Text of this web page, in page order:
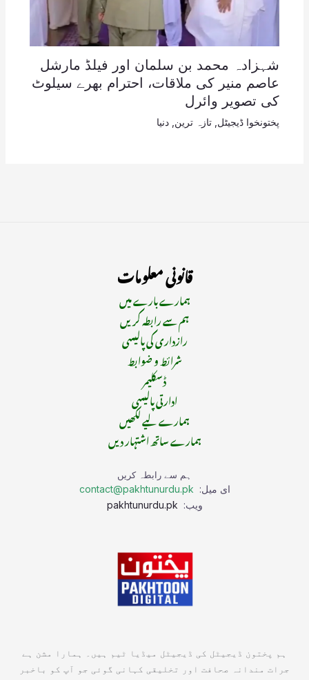
شہزادہ محمد بن سلمان اور فیلڈ مارشل
عاصم منیر کی ملاقات، احترام بھرے سیلوٹ
کی تصویر وائرل
پختونخوا ڈیجیٹل, تازہ ترین, دنیا
قانونی معلومات
ہمارے بارے میں
ہم سے رابطہ کریں
رازداری کی پالیسی
شرائط و ضوابط
ڈسکلیمر
ادارتی پالیسی
ہمارے لیے لکھیں
ہمارے ساتھ اشتہار دیں
ہم سے رابطہ کریں
ای میل: contact@pakhtunurdu.pk
ویب:
ہم پختون ڈیجیٹل کی ڈیجیٹل میڈیا ٹیم ہیں۔ ہمارا مشن ہے
جرات مندانہ صحافت اور تخلیقی کہانی گوئی جو آپ کو باخبر